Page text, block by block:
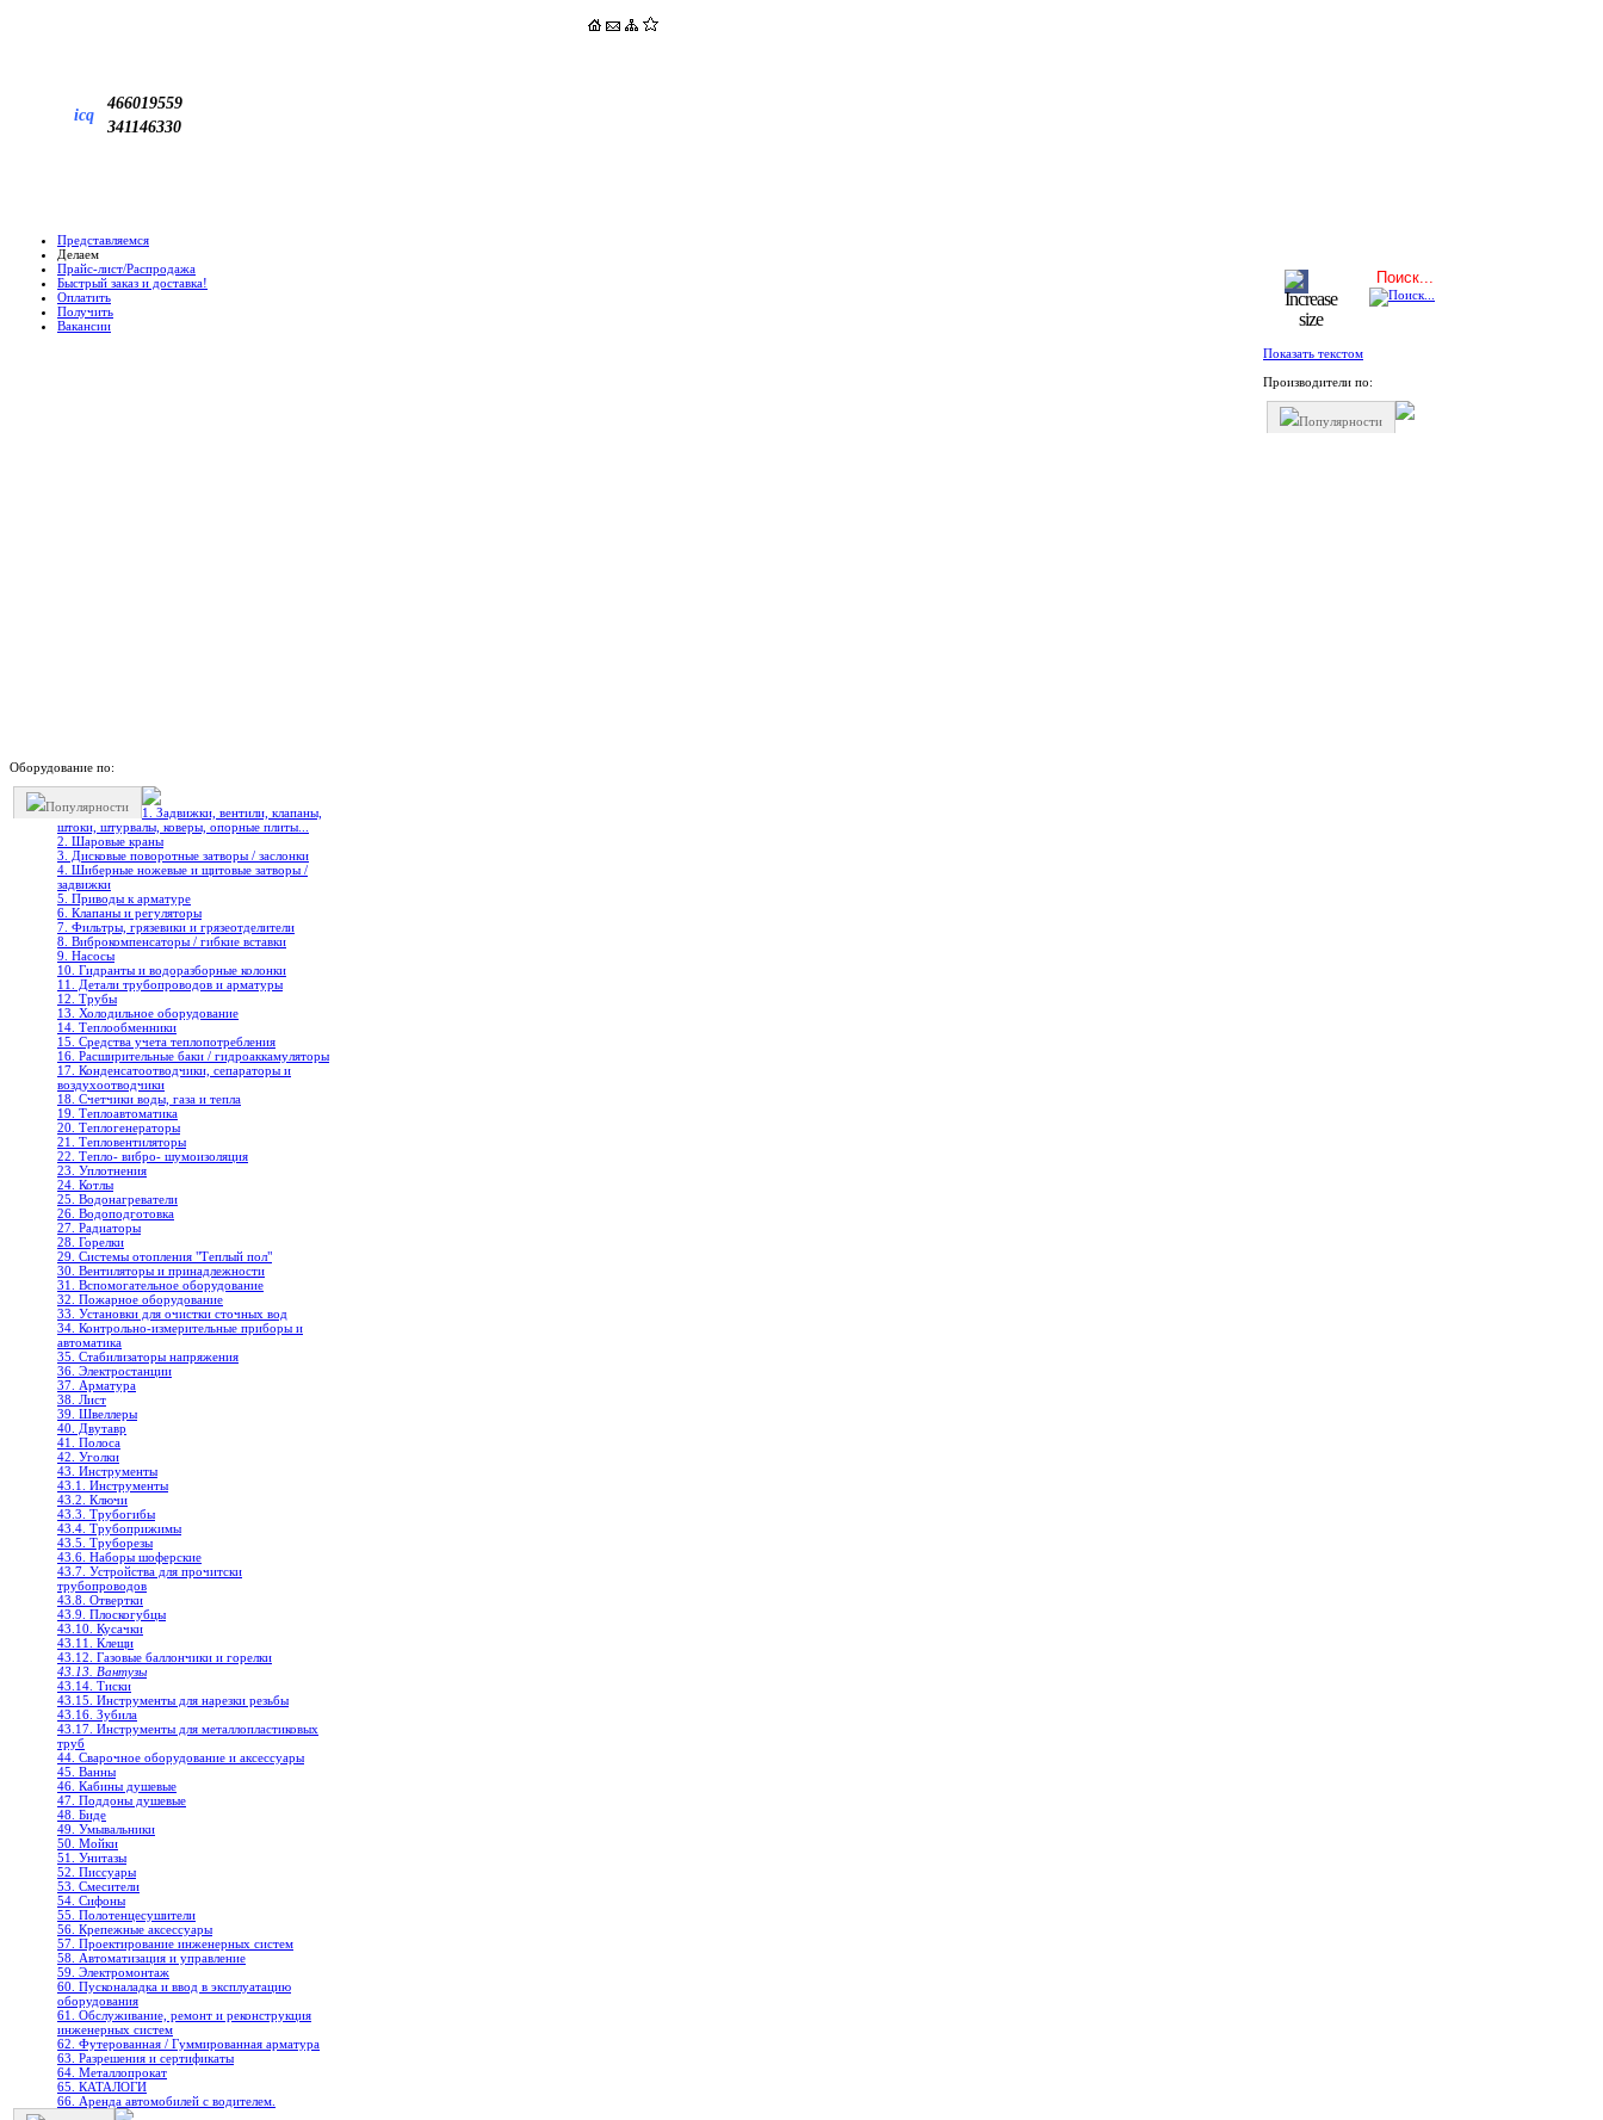
icq
466019559
341146330
Представляемся
Делаем
Прайс-лист/Распродажа
Быстрый заказ и доставка!
Оплатить
Получить
Вакансии
Оборудование по:
Популярности
1. Задвижки, вентили, клапаны,
штоки, штурвалы, коверы, опорные плиты...
2. Шаровые краны
3. Дисковые поворотные затворы / заслонки
4. Шиберные ножевые и щитовые затворы /
задвижки
5. Приводы к арматуре
6. Клапаны и регуляторы
7. Фильтры, грязевики и грязеотделители
8. Виброкомпенсаторы / гибкие вставки
9. Насосы
10. Гидранты и водоразборные колонки
11. Детали трубопроводов и арматуры
12. Трубы
13. Холодильное oборудование
14. Теплообменники
15. Средства учета теплопотребления
16. Расширительные баки / гидроаккамуляторы
17. Конденсатоотводчики, сепараторы и
воздухоотводчики
18. Счетчики воды, газа и тепла
19. Теплоавтоматика
20. Теплогенераторы
21. Тепловентиляторы
22. Тепло- вибро- шумоизоляция
23. Уплотнения
24. Котлы
25. Водонагреватели
26. Водоподготовка
27. Радиаторы
28. Горелки
29. Системы отопления "Теплый пол"
30. Вентиляторы и принадлежности
31. Вспомогательное оборудование
32. Пожарное оборудование
33. Установки для очистки сточных вод
34. Контрольно-измерительные приборы и
автоматика
35. Стабилизаторы напряжения
36. Электростанции
37. Арматура
38. Лист
39. Швеллеры
40. Двутавр
41. Полоса
42. Уголки
43. Инструменты
43.1. Инструменты
43.2. Ключи
43.3. Трубогибы
43.4. Трубоприжимы
43.5. Труборезы
43.6. Наборы шоферские
43.7. Устройства для прочитски
трубопроводов
43.8. Отвертки
43.9. Плоскогубцы
43.10. Кусачки
43.11. Клещи
43.12. Газовые баллончики и горелки
43.13. Вантузы
43.14. Тиски
43.15. Инструменты для нарезки резьбы
43.16. Зубила
43.17. Инструменты для металлопластиковых
труб
44. Сварочное оборудование и аксессуары
45. Ванны
46. Кабины душевые
47. Поддоны душевые
48. Биде
49. Умывальники
50. Мойки
51. Унитазы
52. Писсуары
53. Смесители
54. Сифоны
55. Полотенцесушители
56. Крепежные аксессуары
57. Проектирование инженерных систем
58. Автоматизация и управление
59. Электромонтаж
60. Пусконаладка и ввод в эксплуатацию
оборудования
61. Обслуживание, ремонт и реконструкция
инженерных систем
62. Футерованная / Гуммированная арматура
63. Разрешения и сертификаты
64. Металлопрокат
65. КАТАЛОГИ
66. Аренда автомобилей с водителем.
Показать текстом
Производители по:
Популярности